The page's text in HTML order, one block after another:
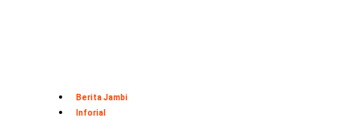
Berita Jambi
Inforial